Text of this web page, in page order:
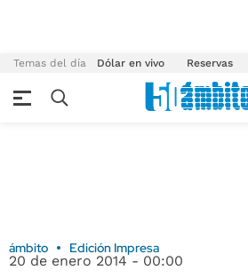
Temas del día Dólar en vivo Reservas
ámbito Edición Impresa
20 de enero 2014 - 00:00